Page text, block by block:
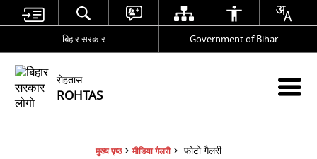
बिहार सरकार Government of Bihar
रोहतास
ROHTAS
मुख्य पृष्ठ मीडिया गैलरी फोटो गैलरी